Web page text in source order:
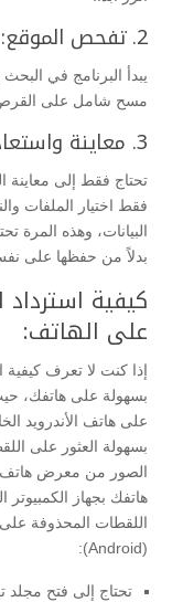
2. تفحص الموقع:
يبدأ البرنامج في
مسح شامل على القرص
3. معاينة واستعادة الصور المحذوفة:
تحتاج فقط إلى معاينة
فقط اختيار الملفات
البيانات، وهذه
بدلاً من حفظها على
كيفية
على الهاتف:
إذا كنت لا تعرف
بسهولة على هاتفك،
على هاتف الأندرويد
بسهولة العثور على
الصور من معرض هاتف
هاتفك بجهاز
اللقطات المحذوفة على
(Android):
تحتاج إلى فتح مجلد